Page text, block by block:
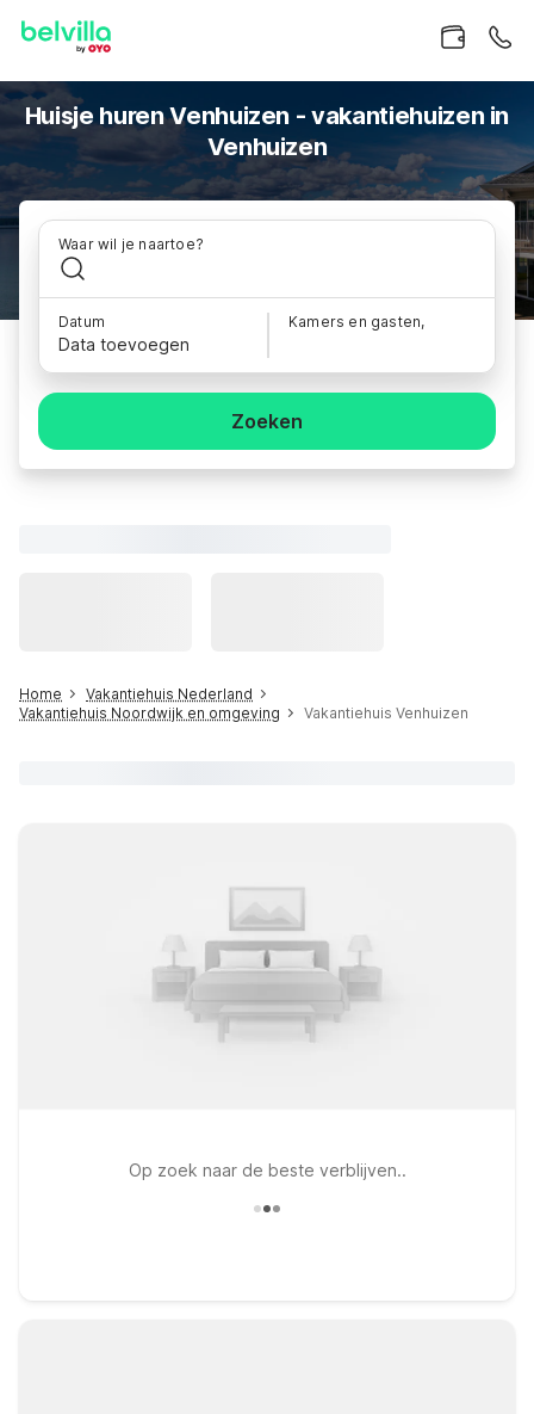
Huisje huren Venhuizen - vakantiehuizen in
Venhuizen
Waar wil je naartoe?
Datum
Data toevoegen
Kamers en gasten,
Zoeken
Home
Vakantiehuis Nederland
Vakantiehuis Noordwijk en omgeving
Vakantiehuis Venhuizen
Op zoek naar de beste verblijven..